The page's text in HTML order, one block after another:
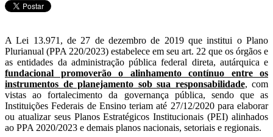
A Lei 13.971, de 27 de dezembro de 2019 que institui o Plano
Plurianual (PPA 220/2023) estabelece em seu art. 22 que os órgãos e
as entidades da administração pública federal direta, autárquica e
fundacional promoverão o alinhamento contínuo entre os
instrumentos de planejamento sob sua responsabilidade, com
vistas ao fortalecimento da governança pública, sendo que as
Instituições Federais de Ensino teriam até 27/12/2020 para elaborar
ou atualizar seus Planos Estratégicos Institucionais (PEI) alinhados
ao PPA 2020/2023 e demais planos nacionais, setoriais e regionais.